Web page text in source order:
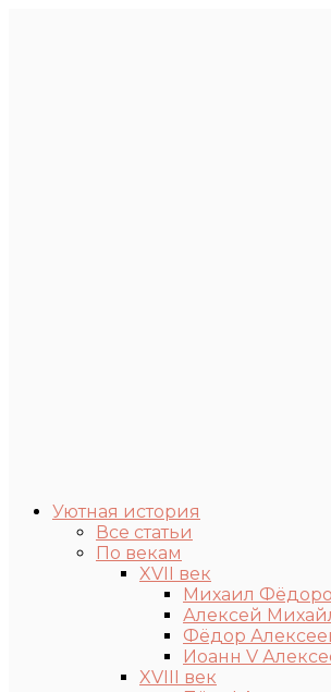
Уютная история
Все статьи
По векам
XVII век
Михаил
Алексей
Фёдор
Иоанн V
XVIII век